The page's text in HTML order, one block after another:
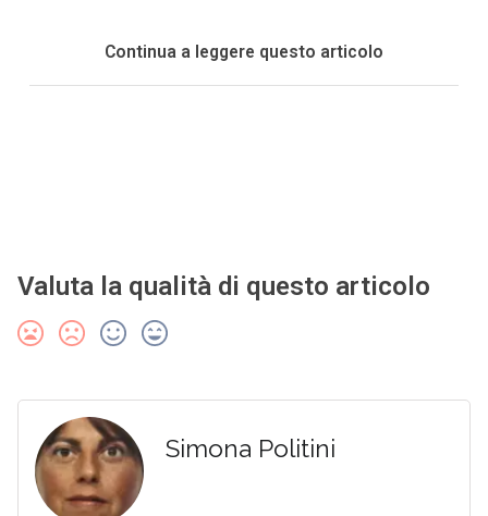
Continua a leggere questo articolo
Valuta la qualità di questo articolo
Simona Politini